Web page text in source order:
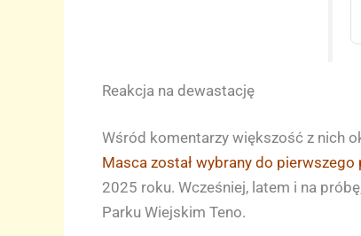
Reakcja na dewastację
Wśród komentarzy większość z nich
Masca został wybrany do
2025 roku. Wcześniej, latem i na
Parku Wiejskim Teno.